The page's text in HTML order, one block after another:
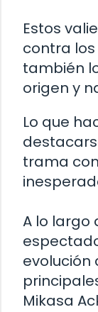
Estos
contra
también
origen y
Lo que
trama
A lo largo
evolución
Mikasa